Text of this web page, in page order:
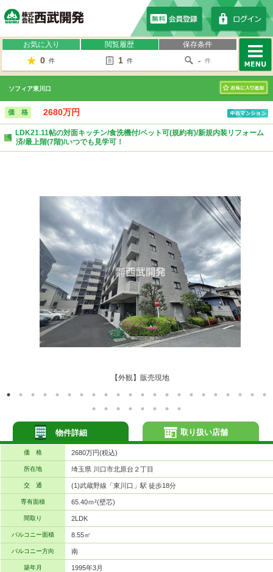
お気に入り
0 件
閲覧履歴
1 件
保存条件
- 件
MENU
ソフィア東川口
お気に入り
価 格 2680万円
LDK21.11帖の対面キッチン/食洗機付/ペット可(規約有)/新規内装リフォーム
済/最上階(7階)/いつでも見学可！
【外観】販売現地
物件詳細
価 格 2680万円(税込)
所在地 埼玉県 川口市北原台２丁目
交 通 (1)武蔵野線「東川口」駅 徒歩18分
専有面積 65.40ｍ²(壁芯)
間取り 2LDK
バルコニー面積 8.55㎡
バルコニー方向 南
築年月 1995年3月
取り扱い店舗